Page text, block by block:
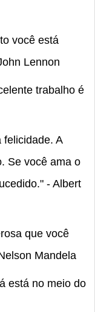
você está
Lennon
trabalho é
felicidade. A
Se você ama o
- Albert
que você
Mandela
está no meio do